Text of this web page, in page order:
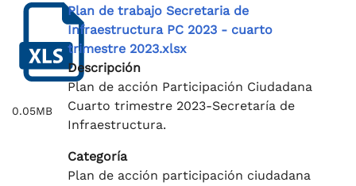
0.05MB
Plan de trabajo Secretaria de
Infraestructura PC 2023 - cuarto
trimestre 2023.xlsx
Descripción
Plan de acción Participación Ciudadana
Cuarto trimestre 2023-Secretaría de
Infraestructura.
Categoría
Plan de acción participación ciudadana